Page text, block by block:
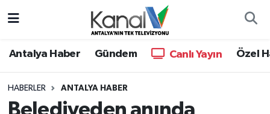
Antalya Haber Gündem Canlı Yayın Özel
HABERLER ANTALYA HABER
Antalya Haber
Dünya
Hava Durumu
Trafik Durumu